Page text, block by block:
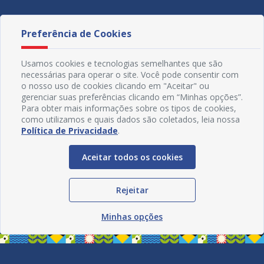
Preferência de Cookies
Usamos cookies e tecnologias semelhantes que são
necessárias para operar o site. Você pode consentir com
o nosso uso de cookies clicando em "Aceitar" ou
gerenciar suas preferências clicando em “Minhas opções”.
Para obter mais informações sobre os tipos de cookies,
como utilizamos e quais dados são coletados, leia nossa
Política de Privacidade.
Aceitar todos os cookies
Rejeitar
Minhas opções